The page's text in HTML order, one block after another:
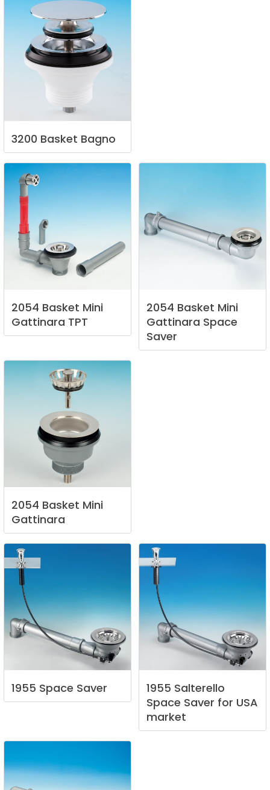
3200 Basket Bagno
2054 Basket Mini
Gattinara TPT
2054 Basket Mini
Gattinara Space
Saver
2054 Basket Mini
Gattinara
1955 Space Saver 1955 Salterello
Space Saver for USA
market